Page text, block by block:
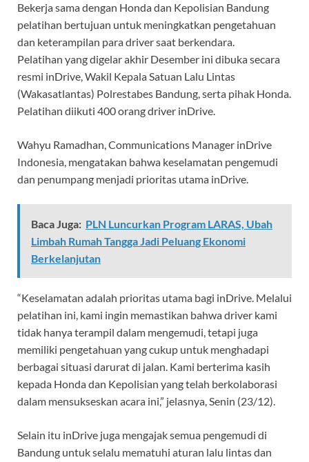
Bekerja sama dengan Honda dan Kepolisian Bandung
pelatihan bertujuan untuk meningkatkan pengetahuan
dan keterampilan para driver saat berkendara.
Pelatihan yang digelar akhir Desember ini dibuka secara
resmi inDrive, Wakil Kepala Satuan Lalu Lintas
(Wakasatlantas) Polrestabes Bandung, serta pihak Honda.
Pelatihan diikuti 400 orang driver inDrive.
Wahyu Ramadhan, Communications Manager inDrive
Indonesia, mengatakan bahwa keselamatan pengemudi
dan penumpang menjadi prioritas utama inDrive.
Baca Juga: PLN Luncurkan Program LARAS, Ubah
Limbah Rumah Tangga Jadi Peluang Ekonomi
Berkelanjutan
“Keselamatan adalah prioritas utama bagi inDrive. Melalui
pelatihan ini, kami ingin memastikan bahwa driver kami
tidak hanya terampil dalam mengemudi, tetapi juga
memiliki pengetahuan yang cukup untuk menghadapi
berbagai situasi darurat di jalan. Kami berterima kasih
kepada Honda dan Kepolisian yang telah berkolaborasi
dalam mensukseskan acara ini,” jelasnya, Senin (23/12).
Selain itu inDrive juga mengajak semua pengemudi di
Bandung untuk selalu mematuhi aturan lalu lintas dan